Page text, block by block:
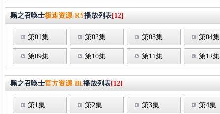
黑之召唤士极速资源-RY播放列表[12]
第01集 第02集 第03集 第04集
第09集 第10集 第11集 第12集
黑之召唤士官方资源-BL播放列表[12]
第1集 第2集 第3集 第4集